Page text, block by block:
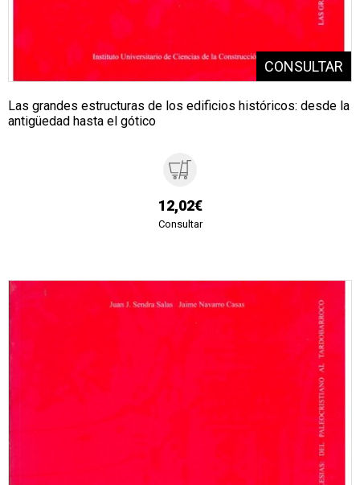
Las grandes estructuras de los edificios históricos: desde la
antigüedad hasta el gótico
12,02€
Consultar